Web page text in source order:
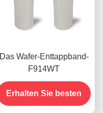
Das Wafer-Enttappband-
F914WT
Erhalten Sie besten